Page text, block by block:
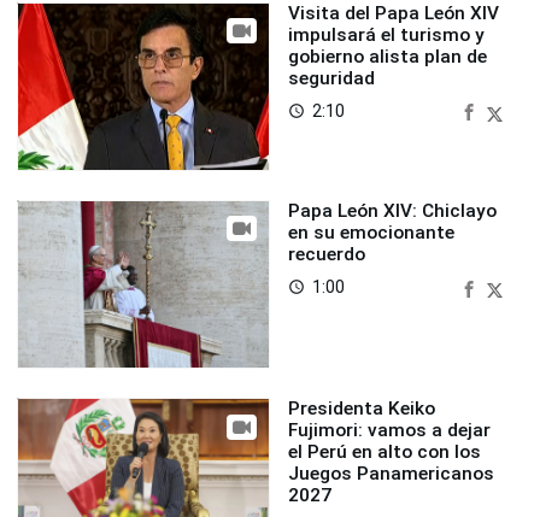
Visita del Papa León XIV
impulsará el turismo y
gobierno alista plan de
seguridad
access_time 2:10
Papa León XIV: Chiclayo
en su emocionante
recuerdo
access_time 1:00
Presidenta Keiko
Fujimori: vamos a dejar
el Perú en alto con los
Juegos Panamericanos
2027